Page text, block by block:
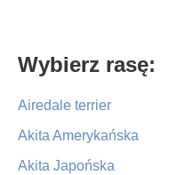
Primary
Sidebar
Wybierz rasę:
Airedale terrier
Akita Amerykańska
Akita Japońska